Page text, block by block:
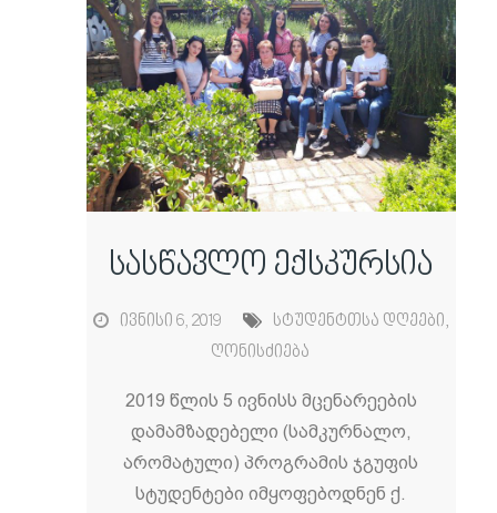
სასწავლო ექსკურსია
ივნისი 6, 2019 სტუდენტთსა დღეები,
ღონისძიება
2019 წლის 5 ივნისს მცენარეების
დამამზადებელი (სამკურნალო,
არომატული) პროგრამის ჯგუფის
სტუდენტები იმყოფებოდნენ ქ.